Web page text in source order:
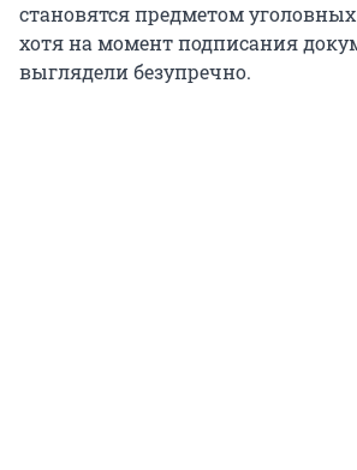
становятся предметом
хотя на момент подписания
выглядели безупречно.